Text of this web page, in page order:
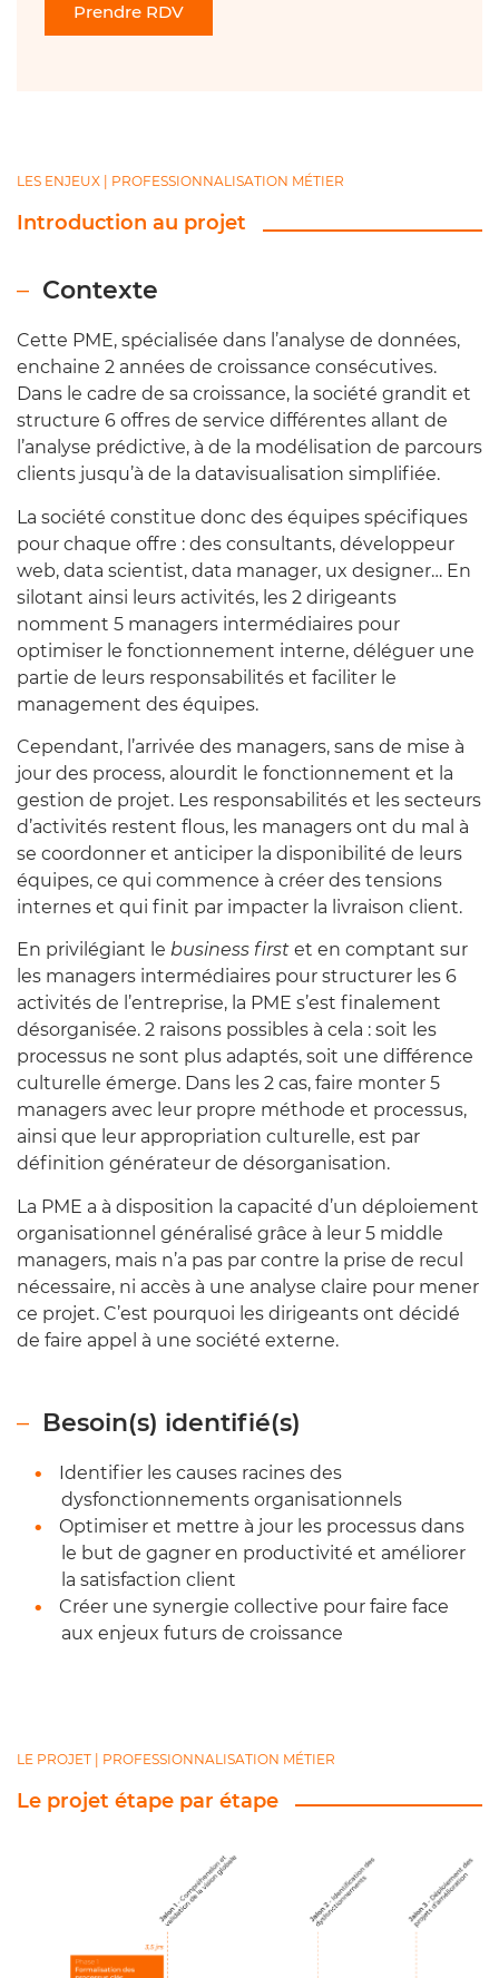
Prendre RDV
LES ENJEUX | PROFESSIONNALISATION MÉTIER
Introduction au projet
Contexte
Cette PME, spécialisée dans l’analyse de données,
enchaine 2 années de croissance consécutives.
Dans le cadre de sa croissance, la société grandit et
structure 6 offres de service différentes allant de
l’analyse prédictive, à de la modélisation de parcours
clients jusqu’à de la datavisualisation simplifiée.
La société constitue donc des équipes spécifiques
pour chaque offre : des consultants, développeur
web, data scientist, data manager, ux designer… En
silotant ainsi leurs activités, les 2 dirigeants
nomment 5 managers intermédiaires pour
optimiser le fonctionnement interne, déléguer une
partie de leurs responsabilités et faciliter le
management des équipes.
Cependant, l’arrivée des managers, sans de mise à
jour des process, alourdit le fonctionnement et la
gestion de projet. Les responsabilités et les secteurs
d’activités restent flous, les managers ont du mal à
se coordonner et anticiper la disponibilité de leurs
équipes, ce qui commence à créer des tensions
internes et qui finit par impacter la livraison client.
En privilégiant le business first et en comptant sur
les managers intermédiaires pour structurer les 6
activités de l’entreprise, la PME s’est finalement
désorganisée. 2 raisons possibles à cela : soit les
processus ne sont plus adaptés, soit une différence
culturelle émerge. Dans les 2 cas, faire monter 5
managers avec leur propre méthode et processus,
ainsi que leur appropriation culturelle, est par
définition générateur de désorganisation.
La PME a à disposition la capacité d’un déploiement
organisationnel généralisé grâce à leur 5 middle
managers, mais n’a pas par contre la prise de recul
nécessaire, ni accès à une analyse claire pour mener
ce projet. C’est pourquoi les dirigeants ont décidé
de faire appel à une société externe.
Besoin(s) identifié(s)
Identifier les causes racines des
dysfonctionnements organisationnels
Optimiser et mettre à jour les processus dans
le but de gagner en productivité et améliorer
la satisfaction client
Créer une synergie collective pour faire face
aux enjeux futurs de croissance
LE PROJET | PROFESSIONNALISATION MÉTIER
Le projet étape par étape